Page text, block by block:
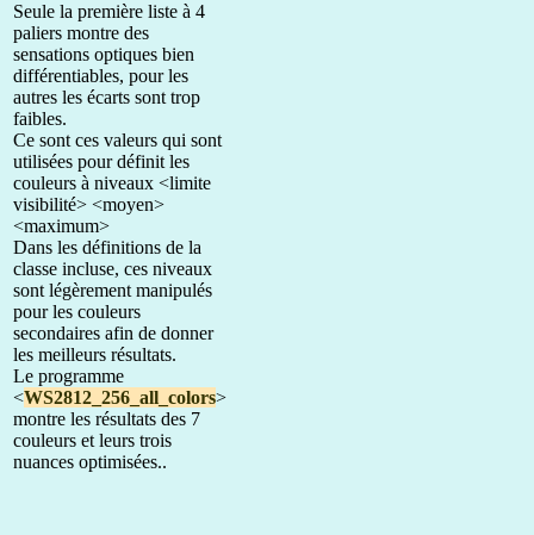
Seule la première liste à 4
paliers montre des
sensations optiques bien
différentiables, pour les
autres les écarts sont trop
faibles.
Ce sont ces valeurs qui sont
utilisées pour définit les
couleurs à niveaux <limite
visibilité> <moyen>
<maximum>
Dans les définitions de la
classe incluse, ces niveaux
sont légèrement manipulés
pour les couleurs
secondaires afin de donner
les meilleurs résultats.
Le programme
<WS2812_256_all_colors>
montre les résultats des 7
couleurs et leurs trois
nuances optimisées..